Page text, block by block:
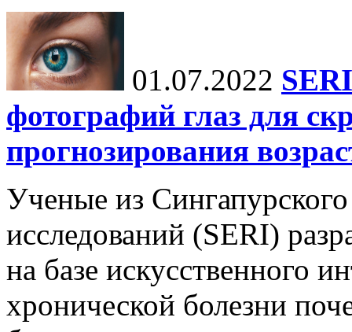
01.07.2022
фотографий глаз для
прогнозирования
Ученые из
исследований (SERI)
на базе искусственного
хронической болезни